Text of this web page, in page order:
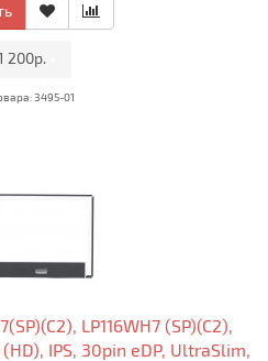
200р.
3495-01
LP116WH7 (SP)(C2),
(HD), IPS, 30pin eDP, UltraSlim,